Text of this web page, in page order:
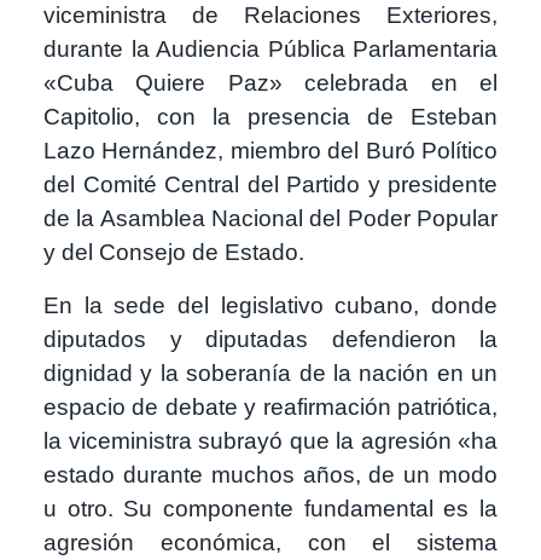
viceministra de Relaciones Exteriores,
durante la Audiencia Pública Parlamentaria
«Cuba Quiere Paz» celebrada en el
Capitolio, con la presencia de Esteban
Lazo Hernández, miembro del Buró Político
del Comité Central del Partido y presidente
de la Asamblea Nacional del Poder Popular
y del Consejo de Estado.
En la sede del legislativo cubano, donde
diputados y diputadas defendieron la
dignidad y la soberanía de la nación en un
espacio de debate y reafirmación patriótica,
la viceministra subrayó que la agresión «ha
estado durante muchos años, de un modo
u otro. Su componente fundamental es la
agresión económica, con el sistema